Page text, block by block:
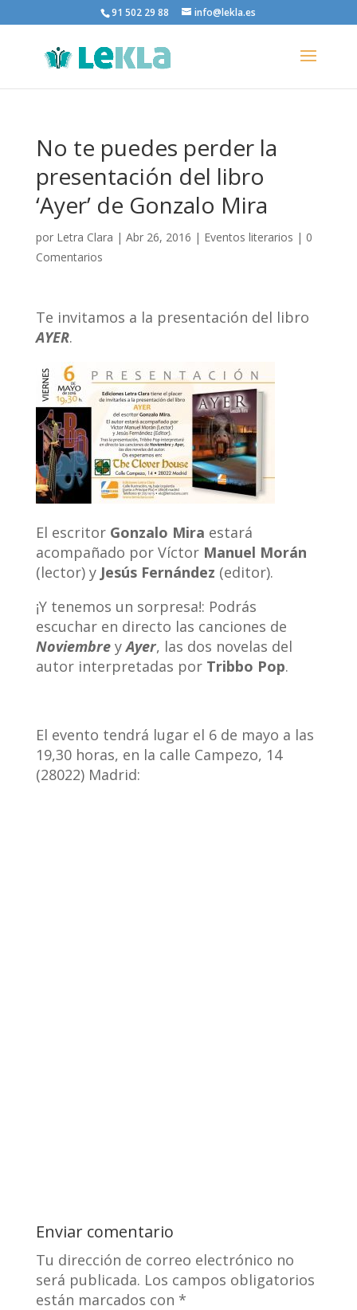
91 502 29 88 info@lekla.es
No te puedes perder la
presentación del libro
‘Ayer’ de Gonzalo Mira
por Letra Clara | Abr 26, 2016 | Eventos literarios | 0
Comentarios
Te invitamos a la presentación del libro
AYER.
El escritorGonzalo Mira estará
acompañado por Víctor Manuel Morán
(lector) y Jesús Fernández (editor).
¡Y tenemos un sorpresa!: Podrás
escuchar en directo las canciones de
NoviembreyAyer, las dos novelas del
autor interpretadas por Tribbo Pop.
El evento tendrá lugar el 6 de mayo a las
19,30 horas, en la calle Campezo, 14
(28022) Madrid:
Enviar comentario
Tu dirección de correo electrónico no
será publicada. Los campos obligatorios
están marcados con *